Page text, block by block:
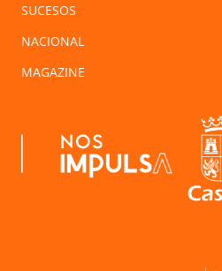
SUCESOS
NACIONAL
MAGAZINE